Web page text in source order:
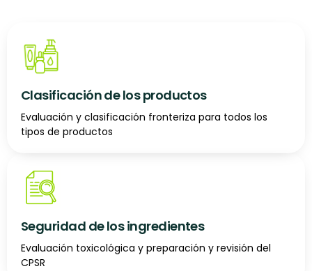
Clasificación de los productos
Evaluación y clasificación fronteriza para todos los
tipos de productos
Seguridad de los ingredientes
Evaluación toxicológica y preparación y revisión del
CPSR